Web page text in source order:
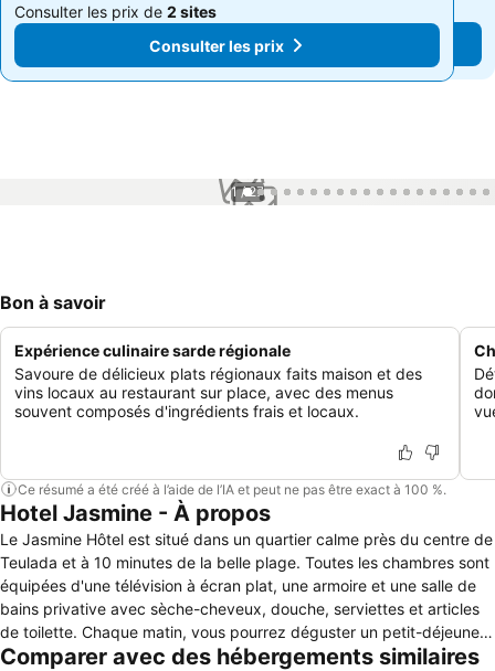
Consulter les prix de 2 sites
Consulter les prix
Consulter les prix de 2 sites
Consulter les prix
1 / 27
Bon à savoir
Expérience culinaire sarde régionale
Savoure de délicieux plats régionaux faits maison et des
vins locaux au restaurant sur place, avec des menus
souvent composés d'ingrédients frais et locaux.
Ce résumé a été créé à l’aide de l’IA et peut ne pas être exact à 100 %.
Hotel Jasmine - À propos
Le Jasmine Hôtel est situé dans un quartier calme près du centre de
Teulada et à 10 minutes de la belle plage. Toutes les chambres sont
équipées d'une télévision à écran plat, une armoire et une salle de
bains privative avec sèche-cheveux, douche, serviettes et articles
de toilette. Chaque matin, vous pourrez déguster un petit-déjeuner
buffet, un restaurant sur le site, spécialisé dans les plats régionaux
Comparer avec des hébergements similaires